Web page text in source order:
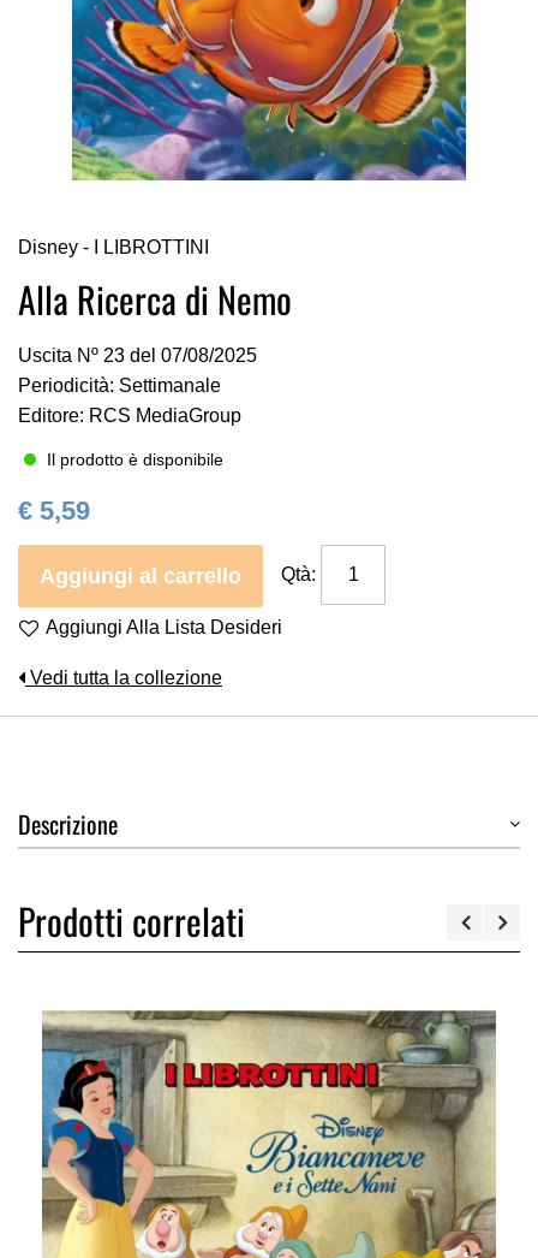
all'inizio
della
galleria
immagini
Disney - I LIBROTTINI
Alla Ricerca di Nemo
Uscita Nº 23 del 07/08/2025
Periodicità: Settimanale
Editore: RCS MediaGroup
Il prodotto è disponibile
€ 5,59
Aggiungi al carrello Qtà:
Aggiungi Alla Lista Desideri
Vedi tutta la collezione
Descrizione
Prodotti correlati